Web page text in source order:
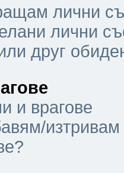
лични
лични
друг
и врагове